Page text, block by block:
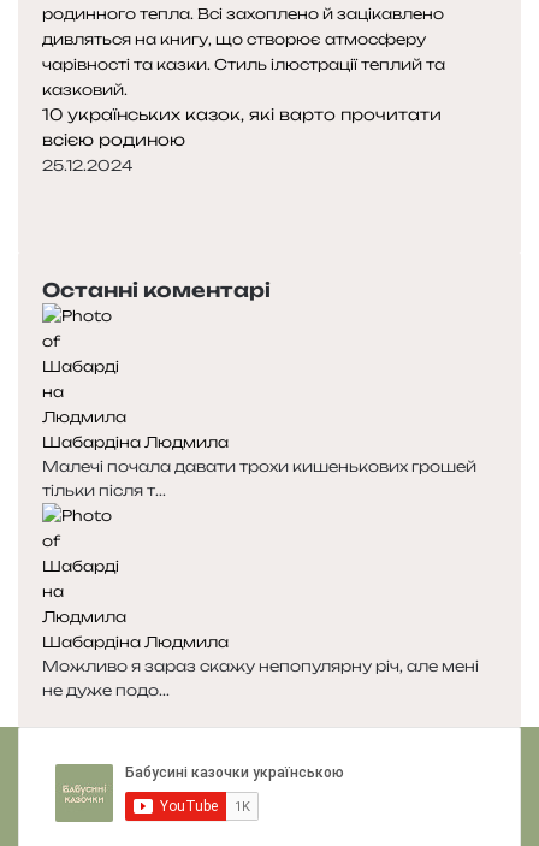
10 українських казок, які варто прочитати
всією родиною
25.12.2024
р
е
д
н
я
с
т
о
р
і
н
к
а
т
у
п
н
а
с
т
о
р
і
н
к
а
Останні коментарі
Шабардіна Людмила
Малечі почала давати трохи кишенькових грошей
тільки після т...
Шабардіна Людмила
Можливо я зараз скажу непопулярну річ, але мені
не дуже подо...